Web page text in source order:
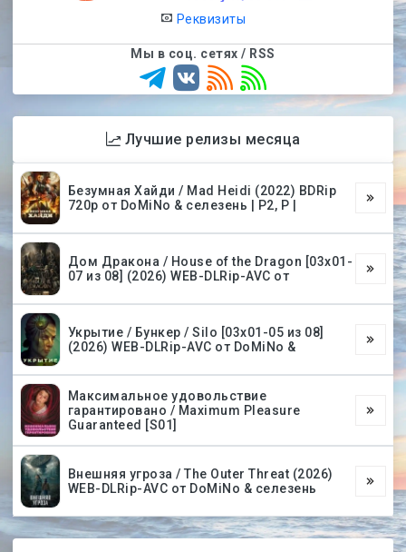
Реквизиты
Мы в соц. сетях / RSS
Лучшие релизы месяца
Безумная Хайди / Mad Heidi (2022) BDRip
720p от DoMiNo & селезень | P2, P |
Дом Дракона / House of the Dragon [03х01-
07 из 08] (2026) WEB-DLRip-AVC от
Укрытие / Бункер / Silo [03х01-05 из 08]
(2026) WEB-DLRip-AVC от DoMiNo &
Максимальное удовольствие
гарантировано / Maximum Pleasure
Guaranteed [S01]
Внешняя угроза / The Outer Threat (2026)
WEB-DLRip-AVC от DoMiNo & селезень